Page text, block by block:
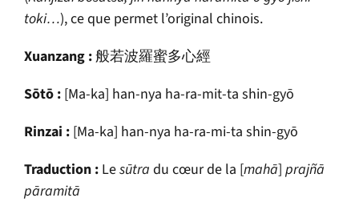
toki…), ce que permet l’original chinois.
Xuanzang :般若波羅蜜多心經
Sōtō:[Ma-ka] han-nya ha-ra-mit-ta shin-gyō
Rinzai : [Ma-ka] han-nya ha-ra-mi-ta shin-gyō
Traduction :Lesūtra du cœur de la [mahā] prajñā
pāramitā